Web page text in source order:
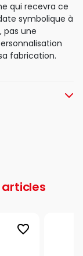
qui recevra ce
symbolique à
pas une
fabrication.
favorite_border